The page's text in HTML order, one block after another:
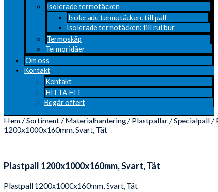
Isolerade termotäcken
Isolerade termotäcken: till pall
Isolerade termotäcken: till rullbur
Termoskåp
Termoridåer
Om oss
Kontakt
Kontakt
HITTA HIT
Begär offert
Hem /Sortiment / Materialhantering / Plastpallar /Specialpall /
1200x1000x160mm, Svart, Tät
Plastpall 1200x1000x160mm, Svart, Tät
Plastpall 1200x1000x160mm, Svart, Tät